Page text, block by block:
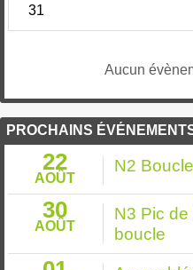
31
Aucun
PROCHAINS
22
AOÛT
N2
30
AOÛT
N3 Pic
boucle